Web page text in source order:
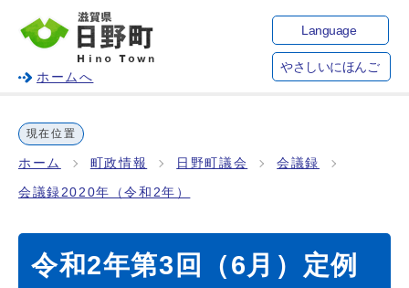
ホームへ
Language
やさしいにほんご
現在位置
ホーム 町政情報 日野町議会 会議録
会議録2020年（令和2年）
令和2年第3回（6月）定例